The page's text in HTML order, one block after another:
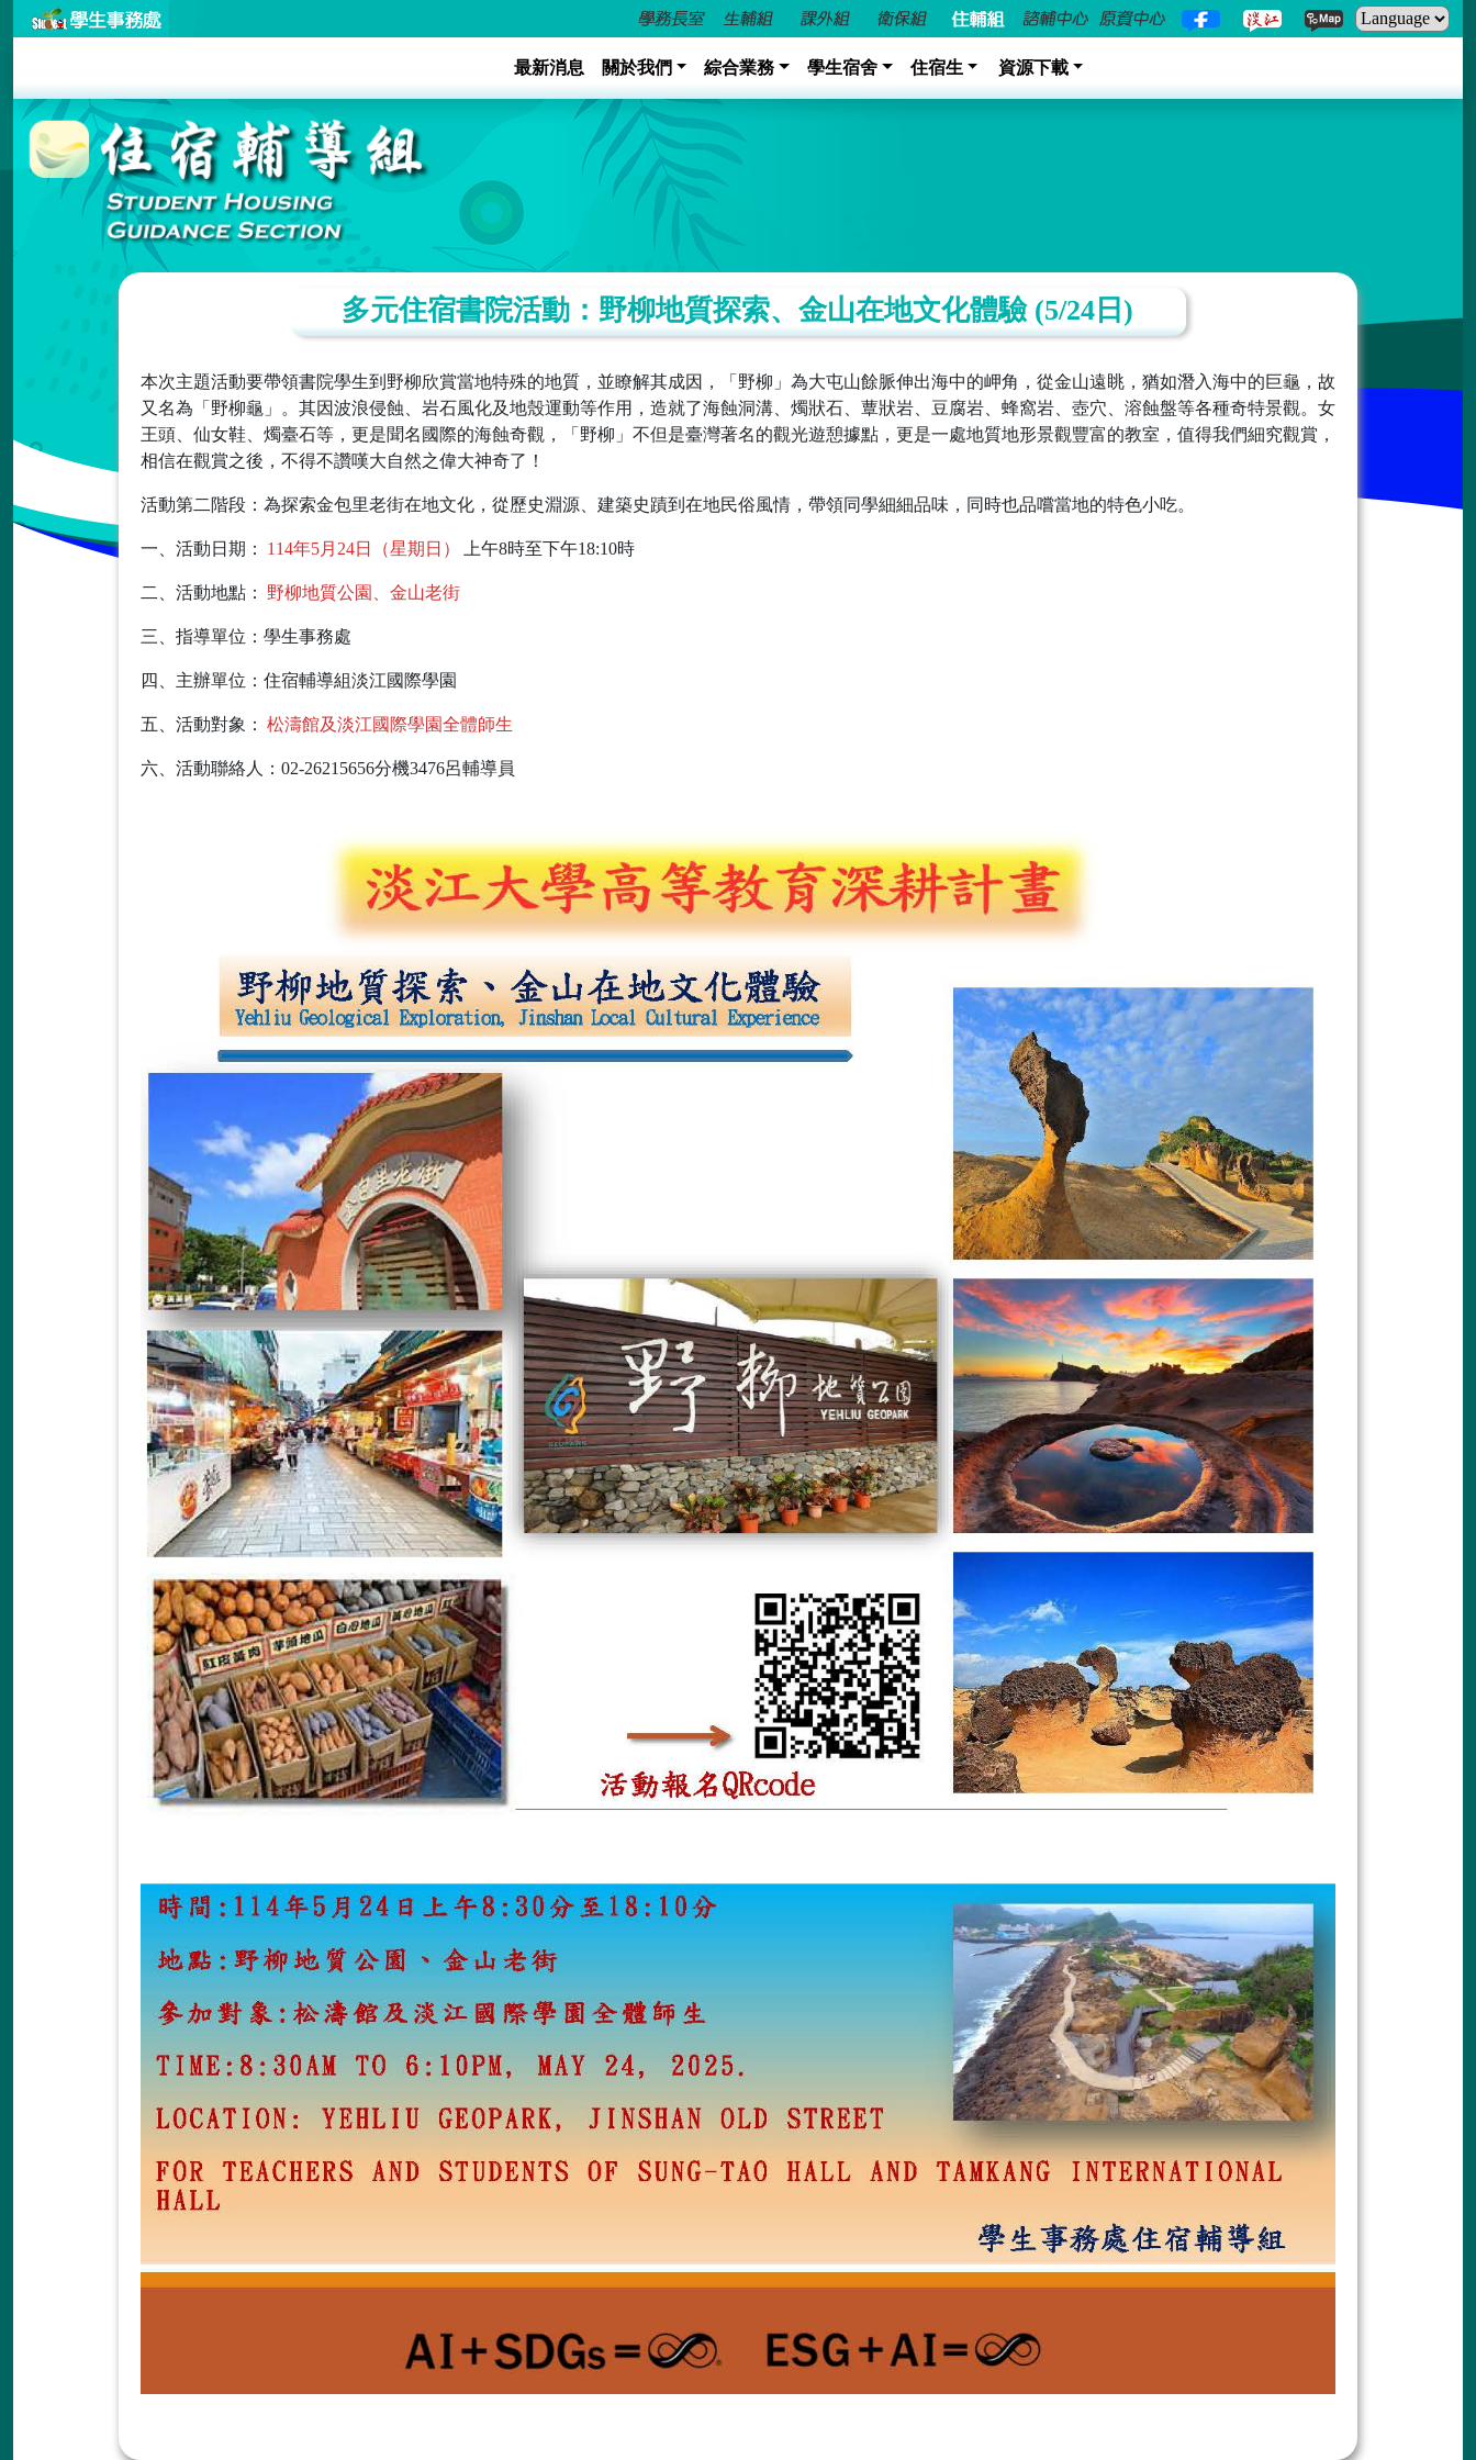
最新消息 關於我們 綜合業務 學生宿舍 住宿生 資源下載
多元住宿書院活動：野柳地質探索、金山在地文化體驗 (5/24日)
本次主題活動要帶領書院學生到野柳欣賞當地特殊的地質，並瞭解其成因，「野柳」為大屯山餘脈伸出海中的岬角，從金山遠眺，猶如潛入海中的巨龜，故
又名為「野柳龜」。其因波浪侵蝕、岩石風化及地殼運動等作用，造就了海蝕洞溝、燭狀石、蕈狀岩、豆腐岩、蜂窩岩、壺穴、溶蝕盤等各種奇特景觀。女
王頭、仙女鞋、燭臺石等，更是聞名國際的海蝕奇觀，「野柳」不但是臺灣著名的觀光遊憩據點，更是一處地質地形景觀豐富的教室，值得我們細究觀賞，
相信在觀賞之後，不得不讚嘆大自然之偉大神奇了！
活動第二階段：為探索金包里老街在地文化，從歷史淵源、建築史蹟到在地民俗風情，帶領同學細細品味，同時也品嚐當地的特色小吃。
一、活動日期： 114年5月24日（星期日） 上午8時至下午18:10時
二、活動地點： 野柳地質公園、金山老街
三、指導單位：學生事務處
四、主辦單位：住宿輔導組淡江國際學園
五、活動對象： 松濤館及淡江國際學園全體師生
六、活動聯絡人：02-26215656分機3476呂輔導員